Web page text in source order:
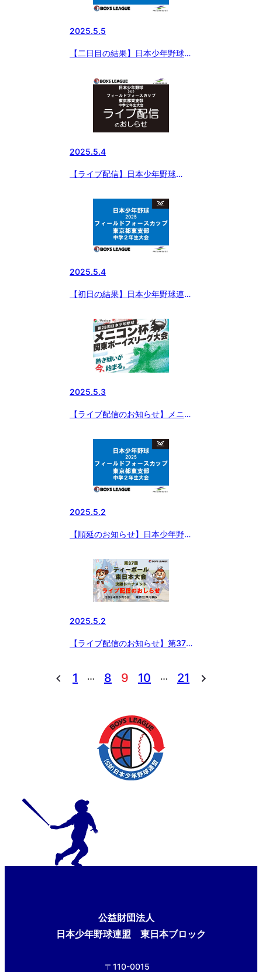
2025.5.5
【二日目の結果】日本少年野球連
ップ 中学2年生大会
2025.5.4
【ライブ配信】日本少年野球
東京都東支部中学２年生大会
2025.5.4
【初日の結果】日本少年野球連盟
中学2年生大会
2025.5.3
【ライブ配信のお知らせ】メニコ
ボーイズリーグ大会
2025.5.2
【順延のお知らせ】日本少年野球
カップ 中学2年生大会
2025.5.2
【ライブ配信のお知らせ】第37
トーナメント
1 … 8 9 10 … 21
公益財団法人
日本少年野球連盟 東日本ブロック
〒110-0015